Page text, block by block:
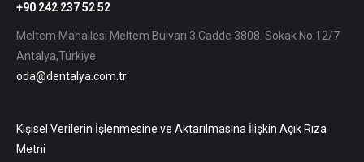
+90 242 237 52 52
Meltem Mahallesi Meltem Bulvarı 3.Cadde 3808. Sokak No:12/7
Antalya,Türkiye
oda@dentalya.com.tr
Kişisel Verilerin İşlenmesine ve Aktarılmasına İlişkin Açık Rıza
Metni